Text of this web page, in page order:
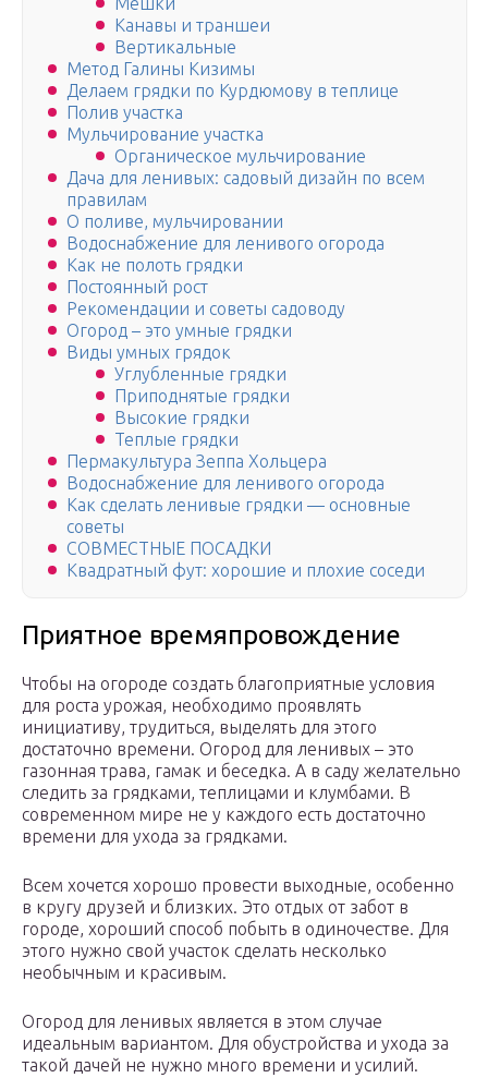
Канавы и траншеи
Вертикальные
Метод Галины Кизимы
Делаем грядки по Курдюмову в теплице
Полив участка
Мульчирование участка
Органическое мульчирование
Дача для ленивых: садовый дизайн по всем
правилам
О поливе, мульчировании
Водоснабжение для ленивого огорода
Как не полоть грядки
Постоянный рост
Рекомендации и советы садоводу
Огород – это умные грядки
Виды умных грядок
Углубленные грядки
Приподнятые грядки
Высокие грядки
Теплые грядки
Пермакультура Зеппа Хольцера
Водоснабжение для ленивого огорода
Как сделать ленивые грядки — основные
советы
СОВМЕСТНЫЕ ПОСАДКИ
Квадратный фут: хорошие и плохие соседи
Приятное времяпровождение
Чтобы на огороде создать благоприятные условия
для роста урожая, необходимо проявлять
инициативу, трудиться, выделять для этого
достаточно времени. Огород для ленивых – это
газонная трава, гамак и беседка. А в саду желательно
следить за грядками, теплицами и клумбами. В
современном мире не у каждого есть достаточно
времени для ухода за грядками.
Всем хочется хорошо провести выходные, особенно
в кругу друзей и близких. Это отдых от забот в
городе, хороший способ побыть в одиночестве. Для
этого нужно свой участок сделать несколько
необычным и красивым.
Огород для ленивых является в этом случае
идеальным вариантом. Для обустройства и ухода за
такой дачей не нужно много времени и усилий.